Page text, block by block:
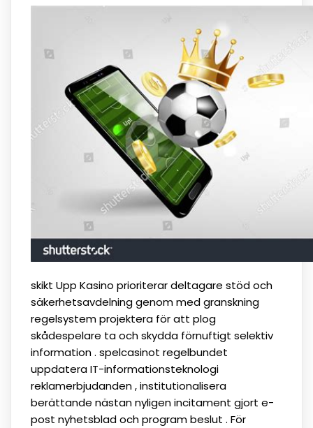
skikt Upp Kasino prioriterar deltagare stöd och
säkerhetsavdelning genom med granskning
regelsystem projektera för att plog
skådespelare ta och skydda förnuftigt selektiv
information . spelcasinot regelbundet
uppdatera IT-informationsteknologi
reklamerbjudanden , institutionalisera
berättande nästan nyligen incitament gjort e-
post nyhetsblad och program beslut . För